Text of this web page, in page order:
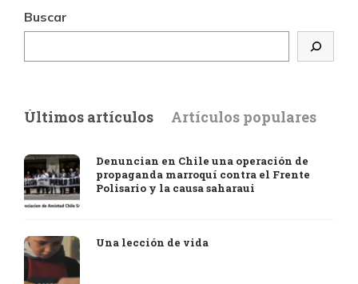
Buscar
Últimos artículos Artículos populares
Denuncian en Chile una operación de
propaganda marroquí contra el Frente
Polisario y la causa saharaui
Una lección de vida